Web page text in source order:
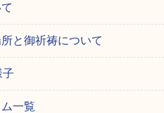
と御祈祷について
子
一覧